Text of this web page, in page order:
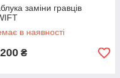
заміни гравців
в наявності
₴